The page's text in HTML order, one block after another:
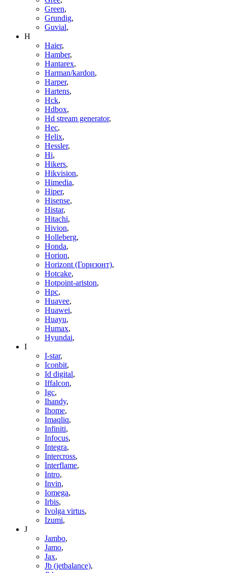
Green,
Grundig,
Guvial,
H
Haier,
Hamber,
Hantarex,
Harman/kardon,
Harper,
Hartens,
Hck,
Hdbox,
Hd stream generator,
Hec,
Helix,
Hessler,
Hi,
Hikers,
Hikvision,
Himedia,
Hiper,
Hisense,
Histar,
Hitachi,
Hivion,
Holleberg,
Honda,
Horion,
Horizont (Горизонт),
Hotcake,
Hotpoint-ariston,
Hpc,
Huavee,
Huawei,
Huayu,
Humax,
Hyundai,
I
I-star,
Iconbit,
Id digital,
Iffalcon,
Igc,
Ihandy,
Ihome,
Imaqliq,
Infiniti,
Infocus,
Integra,
Intercross,
Interflame,
Intro,
Invin,
Iomega,
Irbis,
Ivolga virtus,
Izumi,
J
Jambo,
Jamo,
Jax,
Jb (jetbalance),